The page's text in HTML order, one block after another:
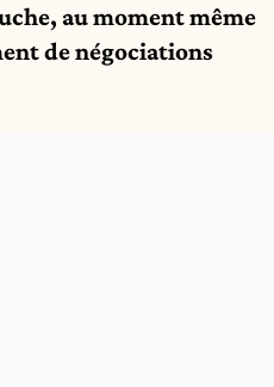
au moment même
de négociations